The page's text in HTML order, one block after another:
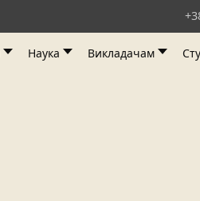
Наука Викладачам